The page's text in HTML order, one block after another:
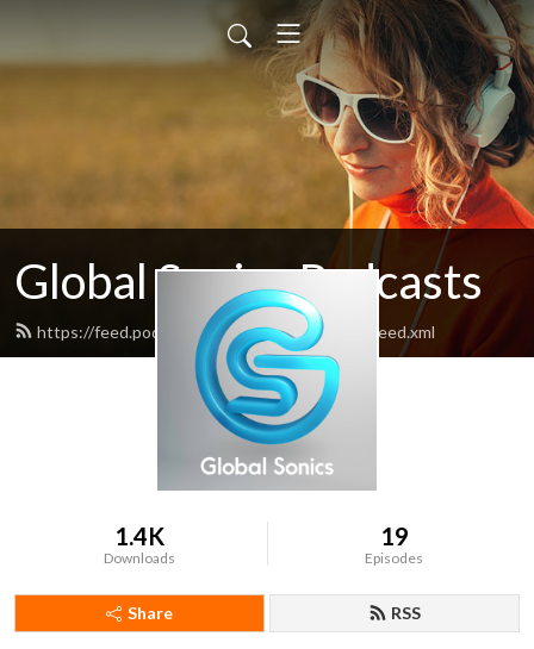
Global Sonics Podcasts
https://feed.podbean.com/GlobalOsloMusic/feed.xml
1.4K
Downloads
19
Episodes
Share RSS